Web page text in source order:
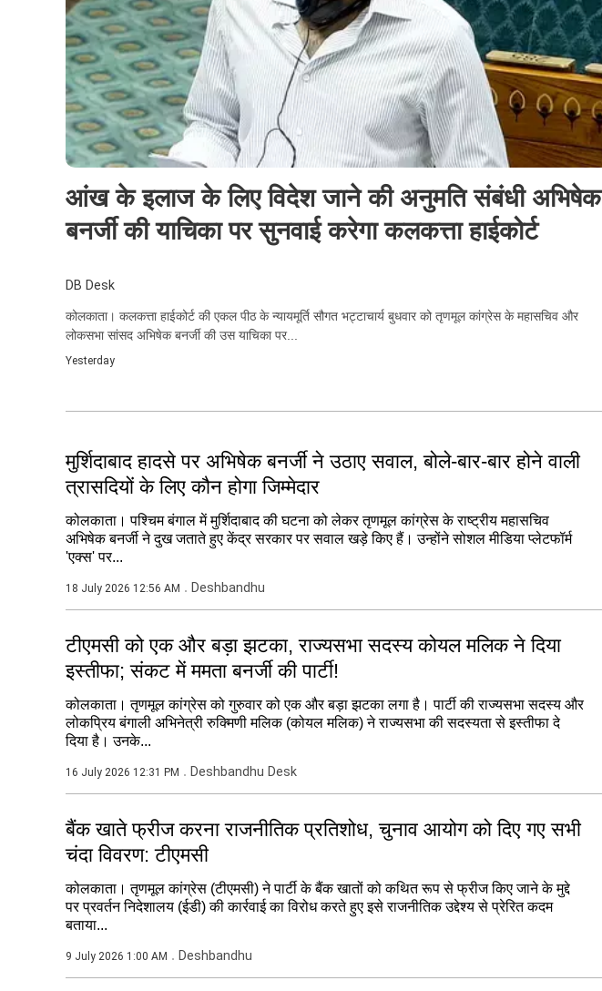
आंख के इलाज के लिए विदेश जाने की अनुमति संबंधी अभिषेक
बनर्जी की याचिका पर सुनवाई करेगा कलकत्ता हाईकोर्ट
DB Desk
कोलकाता। कलकत्ता हाईकोर्ट की एकल पीठ के न्यायमूर्ति सौगत भट्टाचार्य बुधवार को तृणमूल कांग्रेस के महासचिव और
लोकसभा सांसद अभिषेक बनर्जी की उस याचिका पर...
Yesterday
मुर्शिदाबाद हादसे पर अभिषेक बनर्जी ने उठाए सवाल, बोले-बार-बार होने वाली
त्रासदियों के लिए कौन होगा जिम्मेदार
कोलकाता। पश्चिम बंगाल में मुर्शिदाबाद की घटना को लेकर तृणमूल कांग्रेस के राष्ट्रीय महासचिव
अभिषेक बनर्जी ने दुख जताते हुए केंद्र सरकार पर सवाल खड़े किए हैं। उन्होंने सोशल मीडिया प्लेटफॉर्म
'एक्स' पर...
18 July 2026 12:56 AM Deshbandhu
टीएमसी को एक और बड़ा झटका, राज्यसभा सदस्य कोयल मलिक ने दिया
इस्तीफा; संकट में ममता बनर्जी की पार्टी!
कोलकाता। तृणमूल कांग्रेस को गुरुवार को एक और बड़ा झटका लगा है। पार्टी की राज्यसभा सदस्य और
लोकप्रिय बंगाली अभिनेत्री रुक्मिणी मलिक (कोयल मलिक) ने राज्यसभा की सदस्यता से इस्तीफा दे
दिया है। उनके...
16 July 2026 12:31 PM Deshbandhu Desk
बैंक खाते फ्रीज करना राजनीतिक प्रतिशोध, चुनाव आयोग को दिए गए सभी
चंदा विवरण: टीएमसी
कोलकाता। तृणमूल कांग्रेस (टीएमसी) ने पार्टी के बैंक खातों को कथित रूप से फ्रीज किए जाने के मुद्दे
पर प्रवर्तन निदेशालय (ईडी) की कार्रवाई का विरोध करते हुए इसे राजनीतिक उद्देश्य से प्रेरित कदम
बताया...
9 July 2026 1:00 AM Deshbandhu